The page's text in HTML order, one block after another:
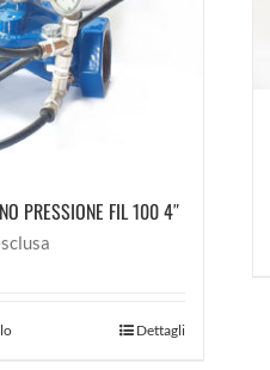
PRESSIONE FIL 100 4″
Dettagli